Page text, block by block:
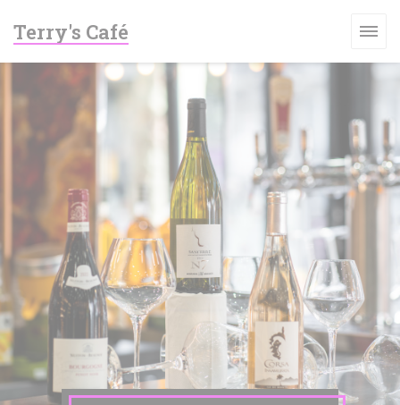
Terry's Café